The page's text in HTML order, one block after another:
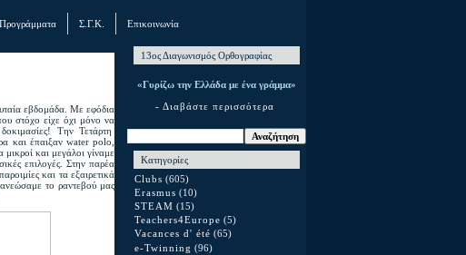
Σ.Γ.Κ. Επικοινωνία
εβδομάδα. Με εφόδια
στόχο είχε όχι μόνο να
Την Τετάρτη
και έπαιξαν water polo,
και μεγάλοι γίναμε
επιλογές. Στην παρέα
και τα εξαιρετικά
το ραντεβού μας
13ος Διαγωνισμός Ορθογραφίας
«Γυρίζω την Ελλάδα με ένα γράμμα»
- Διαβάστε περισσότερα
Κατηγορίες
Clubs (605)
Erasmus (10)
STEAM (15)
Teachers4Europe (5)
Vacances d' été (65)
e-Twinning (96)